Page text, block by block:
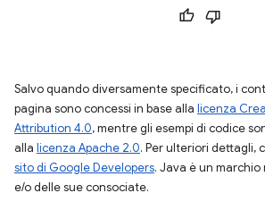
Salvo quando diversamente specificato, i
pagina sono concessi in base alla licenza
Attribution 4.0, mentre gli esempi di codice
alla licenza Apache 2.0. Per ulteriori dettagli,
sito di Google Developers. Java è un
e/o delle sue consociate.